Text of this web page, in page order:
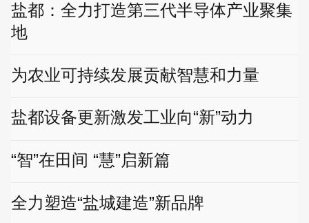
盐都：全力打造第三代半导体产业聚集
地
为农业可持续发展贡献智慧和力量
盐都设备更新激发工业向“新”动力
“智”在田间 “慧”启新篇
全力塑造“盐城建造”新品牌